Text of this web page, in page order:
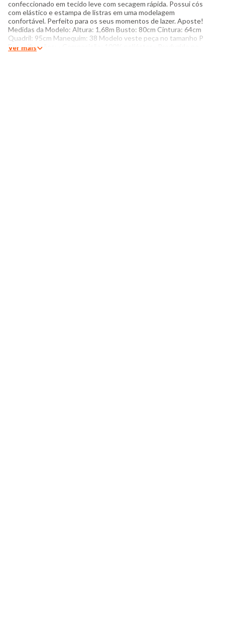
confeccionado em tecido leve com secagem rápida. Possui cós
com elástico e estampa de listras em uma modelagem
confortável. Perfeito para os seus momentos de lazer. Aposte!
Medidas da Modelo: Altura: 1,68m Busto: 80cm Cintura: 64cm
Quadril: 95cm Manequim: 38 Modelo veste peça no tamanho P
Especificações: - Composição: 100% poliéster - Produzido no
Ver mais